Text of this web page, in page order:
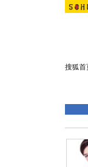
搜狐首